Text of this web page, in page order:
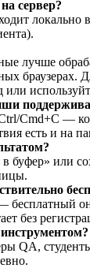
сервер?
локально
лучше
браузерах.
или
Cmd+C —
есть и на
буфер» или
бесплатный
без
QA,